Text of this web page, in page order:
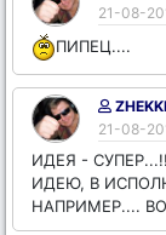
21-08-
ПИПЕЦ....
21-08-
ИДЕЯ -
ИДЕЮ, В
НАПРИМЕР....